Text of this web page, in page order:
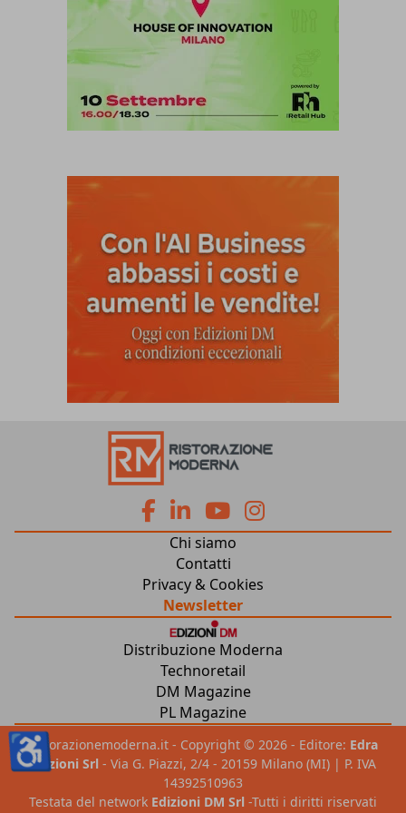
fa
fa-
facebook
fa
fa-
linkedin
fab
fa-
youtube
fab
Chi siamo
Contatti
Privacy & Cookies
Newsletter
Distribuzione Moderna
Technoretail
DM Magazine
PL Magazine
ristorazionemoderna.it - Copyright © 2026 - Editore: Edra
Edizioni Srl - Via G. Piazzi, 2/4 - 20159 Milano (MI) | P. IVA
14392510963
Testata del network Edizioni DM Srl -Tutti i diritti riservati